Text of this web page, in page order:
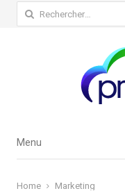
Rechercher :
Menu
Menu
Home Marketing